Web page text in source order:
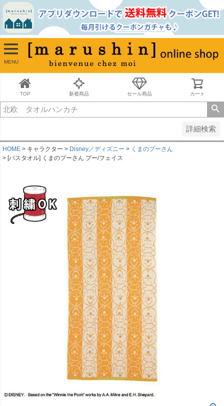
MENU
TOP 新着商品 セール商品 カート
詳細検索
並び順
新着順
古い順
価格が安い順
価格が高い順
キーワードヒット順
HOME キャラクター Disney／ディズニー
くまのプーさん
[バスタオル] くまのプーさん プー/フェイス